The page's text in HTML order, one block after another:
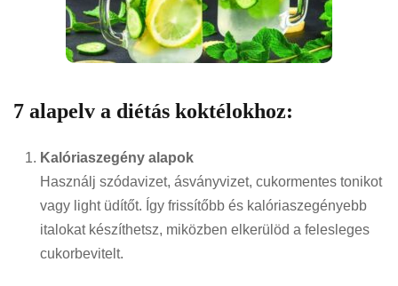
7 alapelv a diétás koktélokhoz:
Kalóriaszegény alapok
Használj szódavizet, ásványvizet, cukormentes tonikot
vagy light üdítőt. Így frissítőbb és kalóriaszegényebb
italokat készíthetsz, miközben elkerülöd a felesleges
cukorbevitelt.